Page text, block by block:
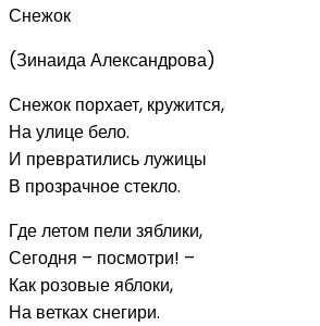
Снежок
(Зинаида Александрова)
Снежок порхает, кружится,
На улице бело.
И превратились лужицы
В прозрачное стекло.
Где летом пели зяблики,
Сегодня – посмотри! –
Как розовые яблоки,
На ветках снегири.